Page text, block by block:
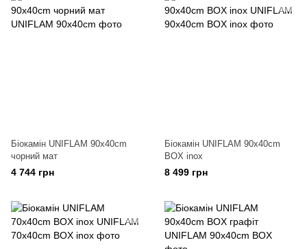
Біокамін UNIFLAM 90x40cm
чорний мат
4 744 грн
Біокамін UNIFLAM 90x40cm
BOX inox
8 499 грн